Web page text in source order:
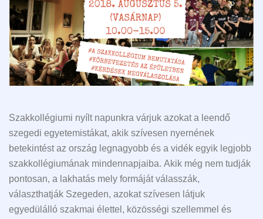
Szakkollégiumi nyílt napunkra várjuk azokat a leendő
szegedi egyetemistákat, akik szívesen nyernének
betekintést az ország legnagyobb és a vidék egyik legjobb
szakkollégiumának mindennapjaiba. Akik még nem tudják
pontosan, a lakhatás mely formáját válasszák,
választhatják Szegeden, azokat szívesen látjuk
egyedülálló szakmai élettel, közösségi szellemmel és